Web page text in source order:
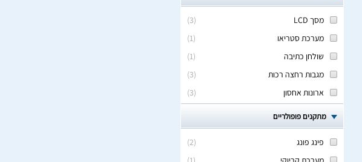
(
3
)
מסך LCD
(
1
)
מערכת סטריאו
(
1
)
שולחן כתיבה
(
3
)
מגבות רחצה רכות
(
3
) ארונות אחסון
מתקנים פופולריים
(
2
)
פינג פונג